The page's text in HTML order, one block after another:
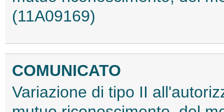
(11A09169)
COMUNICATO
Variazione di tipo II